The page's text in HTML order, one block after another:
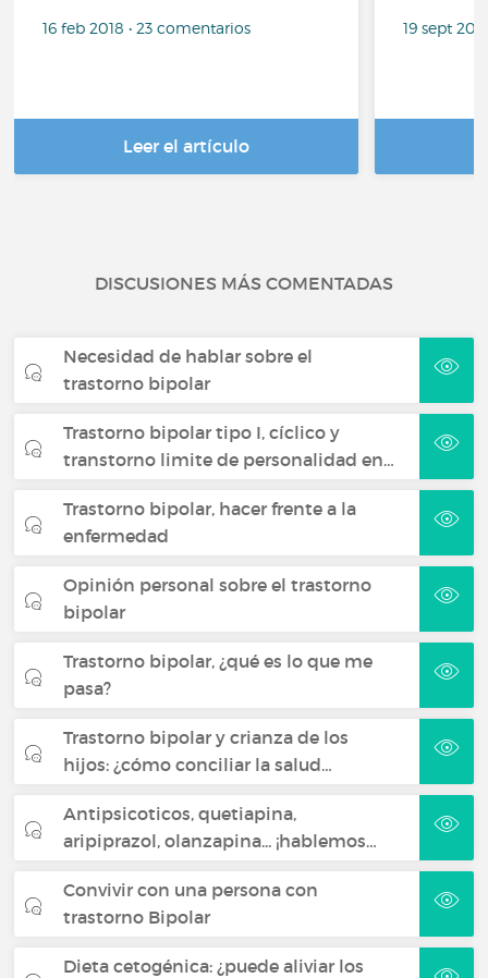
16 feb 2018 • 23 comentarios
Leer el artículo
19 sept
DISCUSIONES MÁS COMENTADAS
Necesidad de hablar sobre el
trastorno bipolar
Trastorno bipolar tipo I, cíclico y
transtorno limite de personalidad en…
Trastorno bipolar, hacer frente a la
enfermedad
Opinión personal sobre el trastorno
bipolar
Trastorno bipolar, ¿qué es lo que me
pasa?
Trastorno bipolar y crianza de los
hijos: ¿cómo conciliar la salud…
Antipsicoticos, quetiapina,
aripiprazol, olanzapina... ¡hablemos…
Convivir con una persona con
trastorno Bipolar
Dieta cetogénica: ¿puede aliviar los